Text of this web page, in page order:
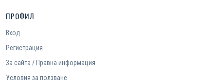
ПРОФИЛ
Вход
Регистрация
За сайта / Правна информация
Условия за ползване